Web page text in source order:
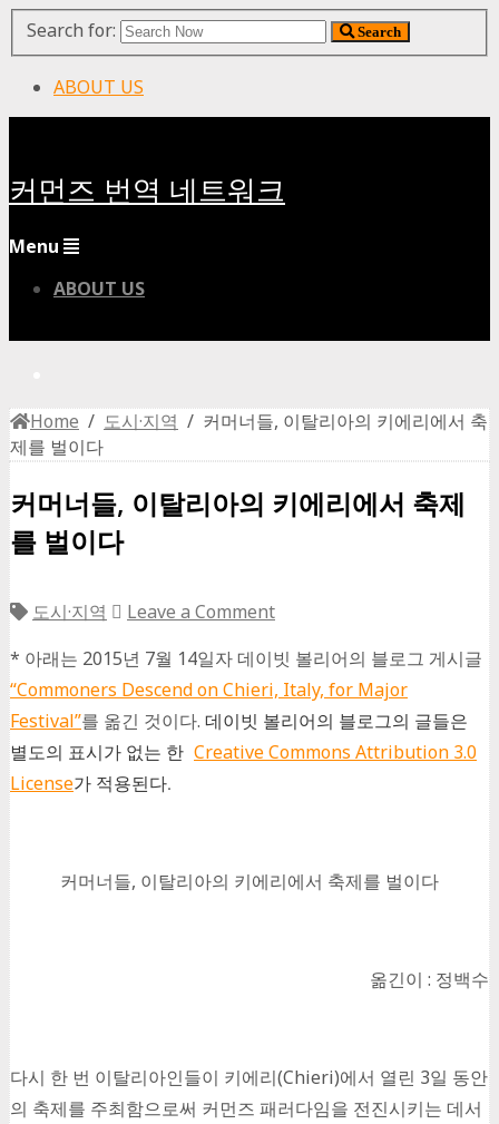
Search for: Search
ABOUT US
커먼즈 번역 네트워크
Menu
ABOUT US
Home / 도시·지역 / 커머너들, 이탈리아의 키에리에서 축
제를 벌이다
커머너들, 이탈리아의 키에리에서 축제
를 벌이다
도시·지역
Leave a Comment
* 아래는 2015년 7월 14일자 데이빗 볼리어의 블로그 게시글
“Commoners Descend on Chieri, Italy, for Major
Festival”를 옮긴 것이다. 데이빗 볼리어의 블로그의 글들은
별도의 표시가 없는 한 Creative Commons Attribution 3.0
License가 적용된다.
커머너들, 이탈리아의 키에리에서 축제를 벌이다
옮긴이 : 정백수
다시 한 번 이탈리아인들이 키에리(Chieri)에서 열린 3일 동안
의 축제를 주최함으로써 커먼즈 패러다임을 전진시키는 데서